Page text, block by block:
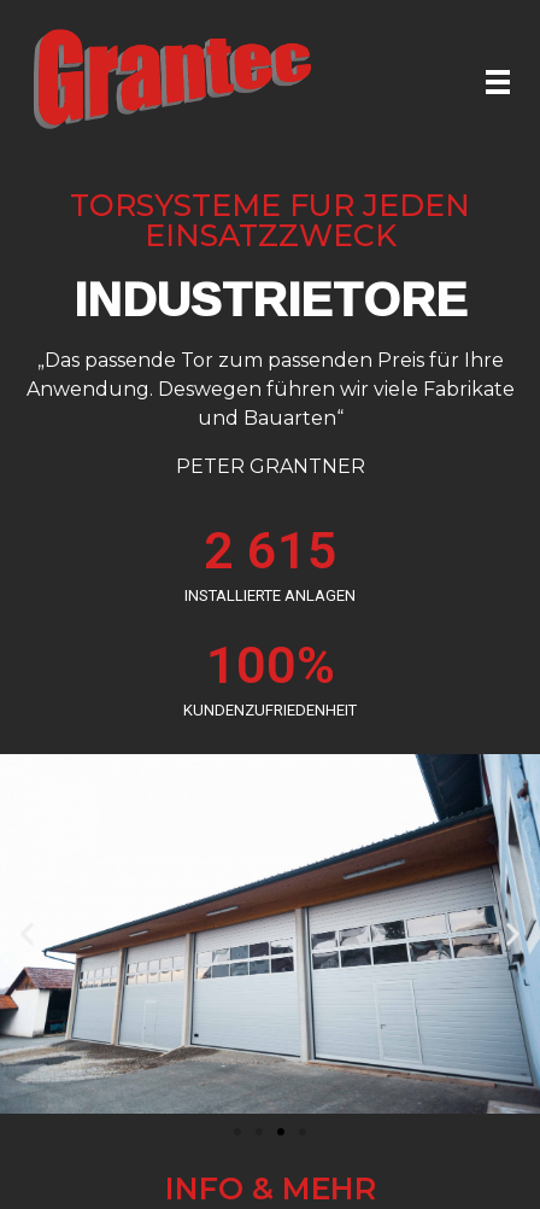
TORSYSTEME FÜR JEDEN
EINSATZZWECK
INDUSTRIETORE
„Das passende Tor zum passenden Preis für Ihre
Anwendung. Deswegen führen wir viele Fabrikate
und Bauarten“
PETER GRANTNER
2 615
INSTALLIERTE ANLAGEN
100%
KUNDENZUFRIEDENHEIT
INFO & MEHR